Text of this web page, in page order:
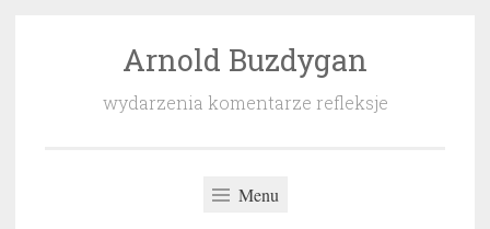
Arnold Buzdygan
wydarzenia komentarze refleksje
Menu